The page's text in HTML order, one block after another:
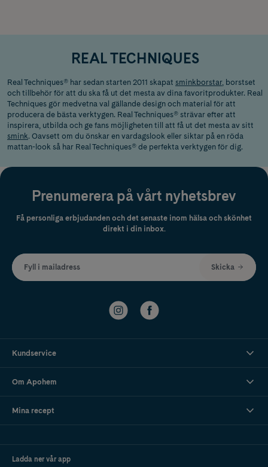
REAL TECHNIQUES
Real Techniques® har sedan starten 2011 skapat sminkborstar, borstset
och tillbehör för att du ska få ut det mesta av dina favoritprodukter. Real
Techniques gör medvetna val gällande design och material för att
producera de bästa verktygen. Real Techniques® strävar efter att
inspirera, utbilda och ge fans möjligheten till att få ut det mesta av sitt
smink. Oavsett om du önskar en vardagslook eller siktar på en röda
mattan-look så har Real Techniques® de perfekta verktygen för dig.
Prenumerera på vårt nyhetsbrev
Få personliga erbjudanden och det senaste inom hälsa och skönhet
direkt i din inbox.
Fyll i mailadress Skicka
Kundservice
Om Apohem
Mina recept
Ladda ner vår app